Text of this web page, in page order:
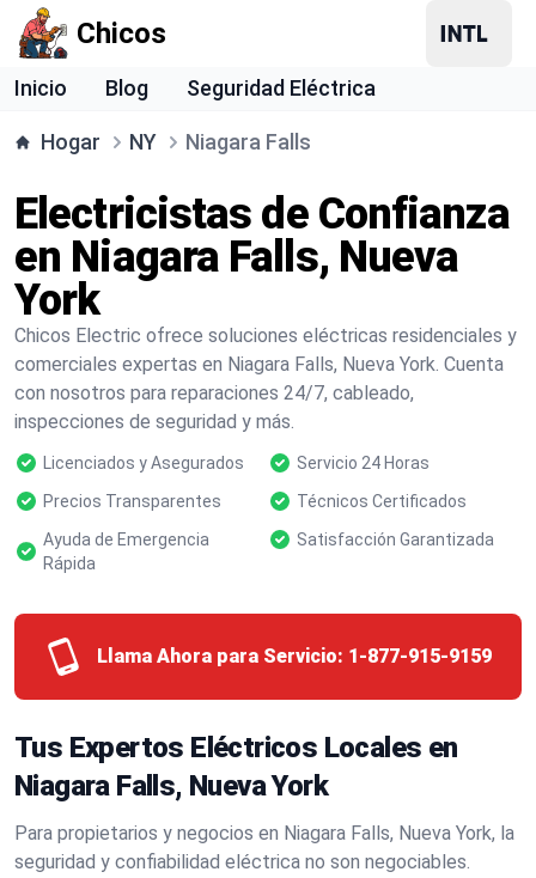
Chicos
Inicio Blog Seguridad Eléctrica
Hogar NY Niagara Falls
Electricistas de Confianza
en Niagara Falls, Nueva
York
Chicos Electric ofrece soluciones eléctricas residenciales y
comerciales expertas en Niagara Falls, Nueva York. Cuenta
con nosotros para reparaciones 24/7, cableado,
inspecciones de seguridad y más.
Licenciados y Asegurados
Servicio 24 Horas
Precios Transparentes
Técnicos Certificados
Ayuda de Emergencia
Rápida
Satisfacción Garantizada
Llama Ahora para Servicio: 1-877-915-9159
Tus Expertos Eléctricos Locales en
Niagara Falls, Nueva York
Para propietarios y negocios en Niagara Falls, Nueva York, la
seguridad y confiabilidad eléctrica no son negociables.